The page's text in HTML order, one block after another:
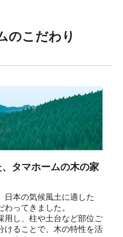
のこだわり
タマホームの木の家
日本の気候風土に適した
わってきました。
用し、柱や土台など部位ご
けることで、木の特性を活